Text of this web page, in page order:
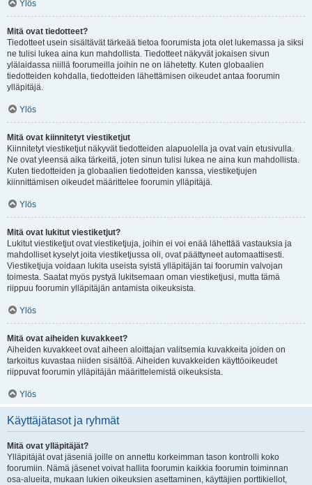
Ylös
Mitä ovat tiedotteet?
Tiedotteet usein sisältävät tärkeää tietoa foorumista jota olet lukemassa ja siksi
ne tulisi lukea aina kun mahdollista. Tiedotteet näkyvät jokaisen sivun
ylälaidassa niillä foorumeilla joihin ne on lähetetty. Kuten globaalien
tiedotteiden kohdalla, tiedotteiden lähettämisen oikeudet antaa foorumin
ylläpitäjä.
Ylös
Mitä ovat kiinnitetyt viestiketjut
Kiinnitetyt viestiketjut näkyvät tiedotteiden alapuolella ja ovat vain etusivulla.
Ne ovat yleensä aika tärkeitä, joten sinun tulisi lukea ne aina kun mahdollista.
Kuten tiedotteiden ja globaalien tiedotteiden kanssa, viestiketjujen
kiinnittämisen oikeudet määrittelee foorumin ylläpitäjä.
Ylös
Mitä ovat lukitut viestiketjut?
Lukitut viestiketjut ovat viestiketjuja, joihin ei voi enää lähettää vastauksia ja
mahdolliset kyselyt joita viestiketjussa oli, ovat päättyneet automaattisesti.
Viestiketjuja voidaan lukita useista syistä ylläpitäjän tai foorumin valvojan
toimesta. Saatat myös pystyä lukitsemaan oman viestiketjusi, mutta tämä
riippuu foorumin ylläpitäjän antamista oikeuksista.
Ylös
Mitä ovat aiheiden kuvakkeet?
Aiheiden kuvakkeet ovat aiheen aloittajan valitsemia kuvakkeita joiden on
tarkoitus kuvastaa niiden sisältöä. Aiheiden kuvakkeiden käyttöoikeudet
riippuvat foorumin ylläpitäjän määrittelemistä oikeuksista.
Ylös
Käyttäjätasot ja ryhmät
Mitä ovat ylläpitäjät?
Ylläpitäjät ovat jäseniä joille on annettu korkeimman tason kontrolli koko
foorumiin. Nämä jäsenet voivat hallita foorumin kaikkia foorumin toiminnan
osa-alueita, mukaan lukien oikeuksien asettaminen, käyttäjien porttikiellot,